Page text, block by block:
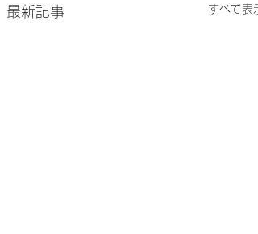
最新記事 すべて表示